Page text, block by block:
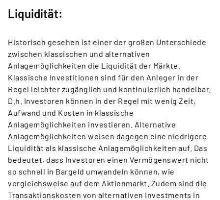
Liquidität:
Historisch gesehen ist einer der großen Unterschiede
zwischen klassischen und alternativen
Anlagemöglichkeiten die Liquidität der Märkte.
Klassische Investitionen sind für den Anleger in der
Regel leichter zugänglich und kontinuierlich handelbar.
D.h. Investoren können in der Regel mit wenig Zeit,
Aufwand und Kosten in klassische
Anlagemöglichkeiten investieren. Alternative
Anlagemöglichkeiten weisen dagegen eine niedrigere
Liquidität als klassische Anlagemöglichkeiten auf. Das
bedeutet, dass Investoren einen Vermögenswert nicht
so schnell in Bargeld umwandeln können, wie
vergleichsweise auf dem Aktienmarkt. Zudem sind die
Transaktionskosten von alternativen Investments in